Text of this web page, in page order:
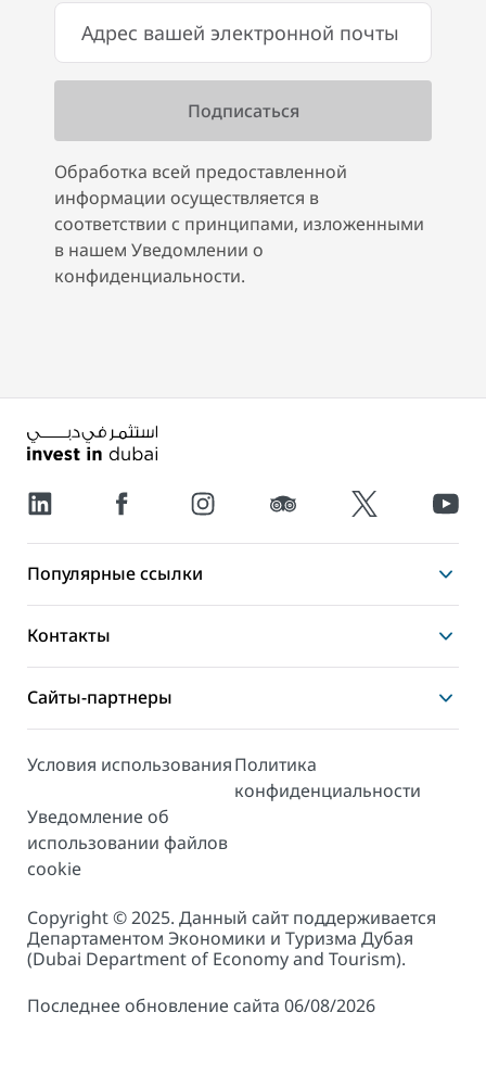
Обработка всей предоставленной
информации осуществляется в
соответствии с принципами, изложенными
в нашем Уведомлении о
конфиденциальности.
Популярные ссылки
Контакты
Сайты-партнеры
Условия использованияПолитика
конфиденциальности
Уведомление об
использовании файлов
cookie
Copyright © 2025. Данный сайт поддерживается
Департаментом Экономики и Туризма Дубая
(Dubai Department of Economy and Tourism).
Последнее обновление сайта 06/08/2026